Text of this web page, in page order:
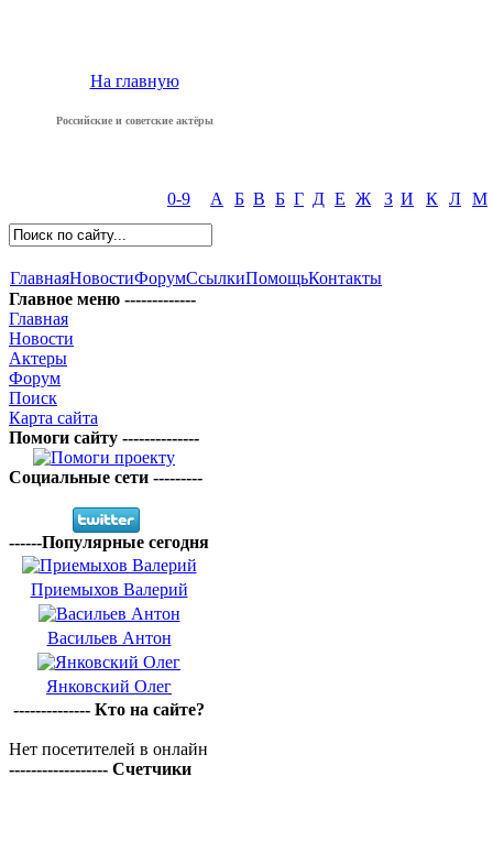
На главную
Российские и советские актёры
0-9 А Б В Б Г Д Е Ж З И К Л М
ГлавнаяНовостиФорумСсылкиПомощьКонтакты
Главное меню -------------
Главная
Новости
Актеры
Форум
Поиск
Карта сайта
Помоги сайту --------------
Социальные сети ---------
------Популярные сегодня
Приемыхов Валерий
Васильев Антон
Янковский Олег
-------------- Кто на сайте?
Нет посетителей в онлайн
------------------ Счетчики